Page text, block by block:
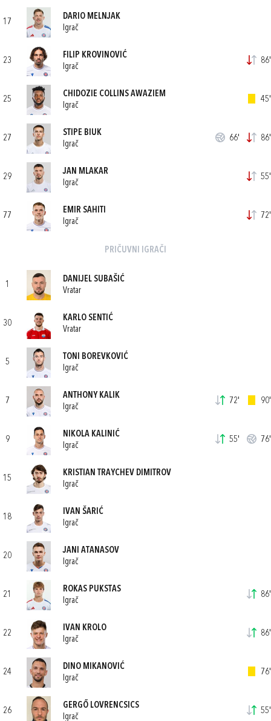
17
DARIO MELNJAK
Igrač
23
FILIP KROVINOVIĆ
Igrač
86'
25
CHIDOZIE COLLINS AWAZIEM
Igrač
45'
27
STIPE BIUK
Igrač
66' 86'
29
JAN MLAKAR
Igrač
55'
77
EMIR SAHITI
Igrač
72'
PRIČUVNI IGRAČI
1
DANIJEL SUBAŠIĆ
Vratar
30
KARLO SENTIĆ
Vratar
5
TONI BOREVKOVIĆ
Igrač
7
ANTHONY KALIK
Igrač
72' 90'
9
NIKOLA KALINIĆ
Igrač
55' 76'
15
KRISTIAN TRAYCHEV DIMITROV
Igrač
18
IVAN ŠARIĆ
Igrač
20
JANI ATANASOV
Igrač
21
ROKAS PUKSTAS
Igrač
86'
22
IVAN KROLO
Igrač
86'
24
DINO MIKANOVIĆ
Igrač
76'
26
GERGŐ LOVRENCSICS
Igrač
55'